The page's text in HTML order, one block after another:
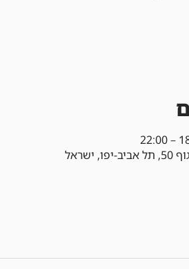
ישראל